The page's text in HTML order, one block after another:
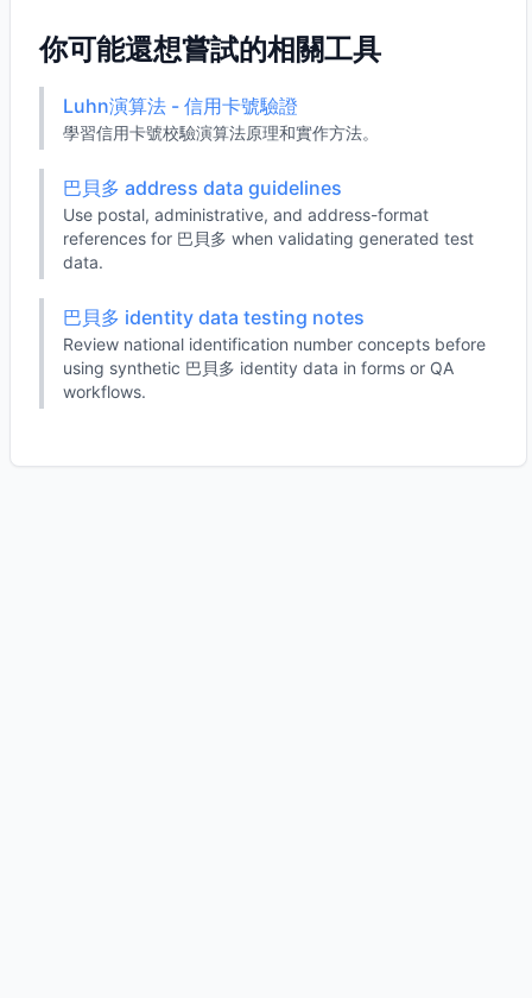
你可能還想嘗試的相關工具
Luhn演算法 - 信用卡號驗證
學習信用卡號校驗演算法原理和實作方法。
巴貝多 address data guidelines
Use postal, administrative, and address-format
references for 巴貝多 when validating generated test
data.
巴貝多 identity data testing notes
Review national identification number concepts before
using synthetic 巴貝多 identity data in forms or QA
workflows.